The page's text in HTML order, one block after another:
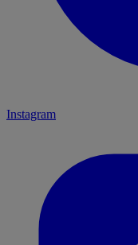
Instagram